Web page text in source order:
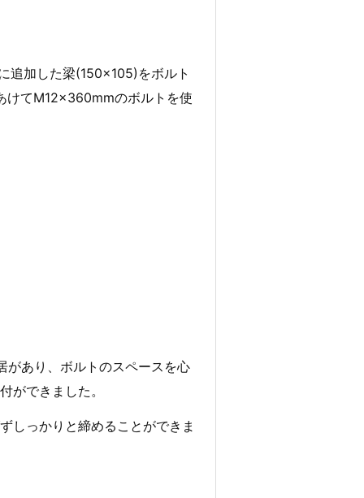
追加した梁(150×105)をボルト
けてM12×360mmのボルトを使
があり、ボルトのスペースを心
ができました。
しっかりと締めることができま